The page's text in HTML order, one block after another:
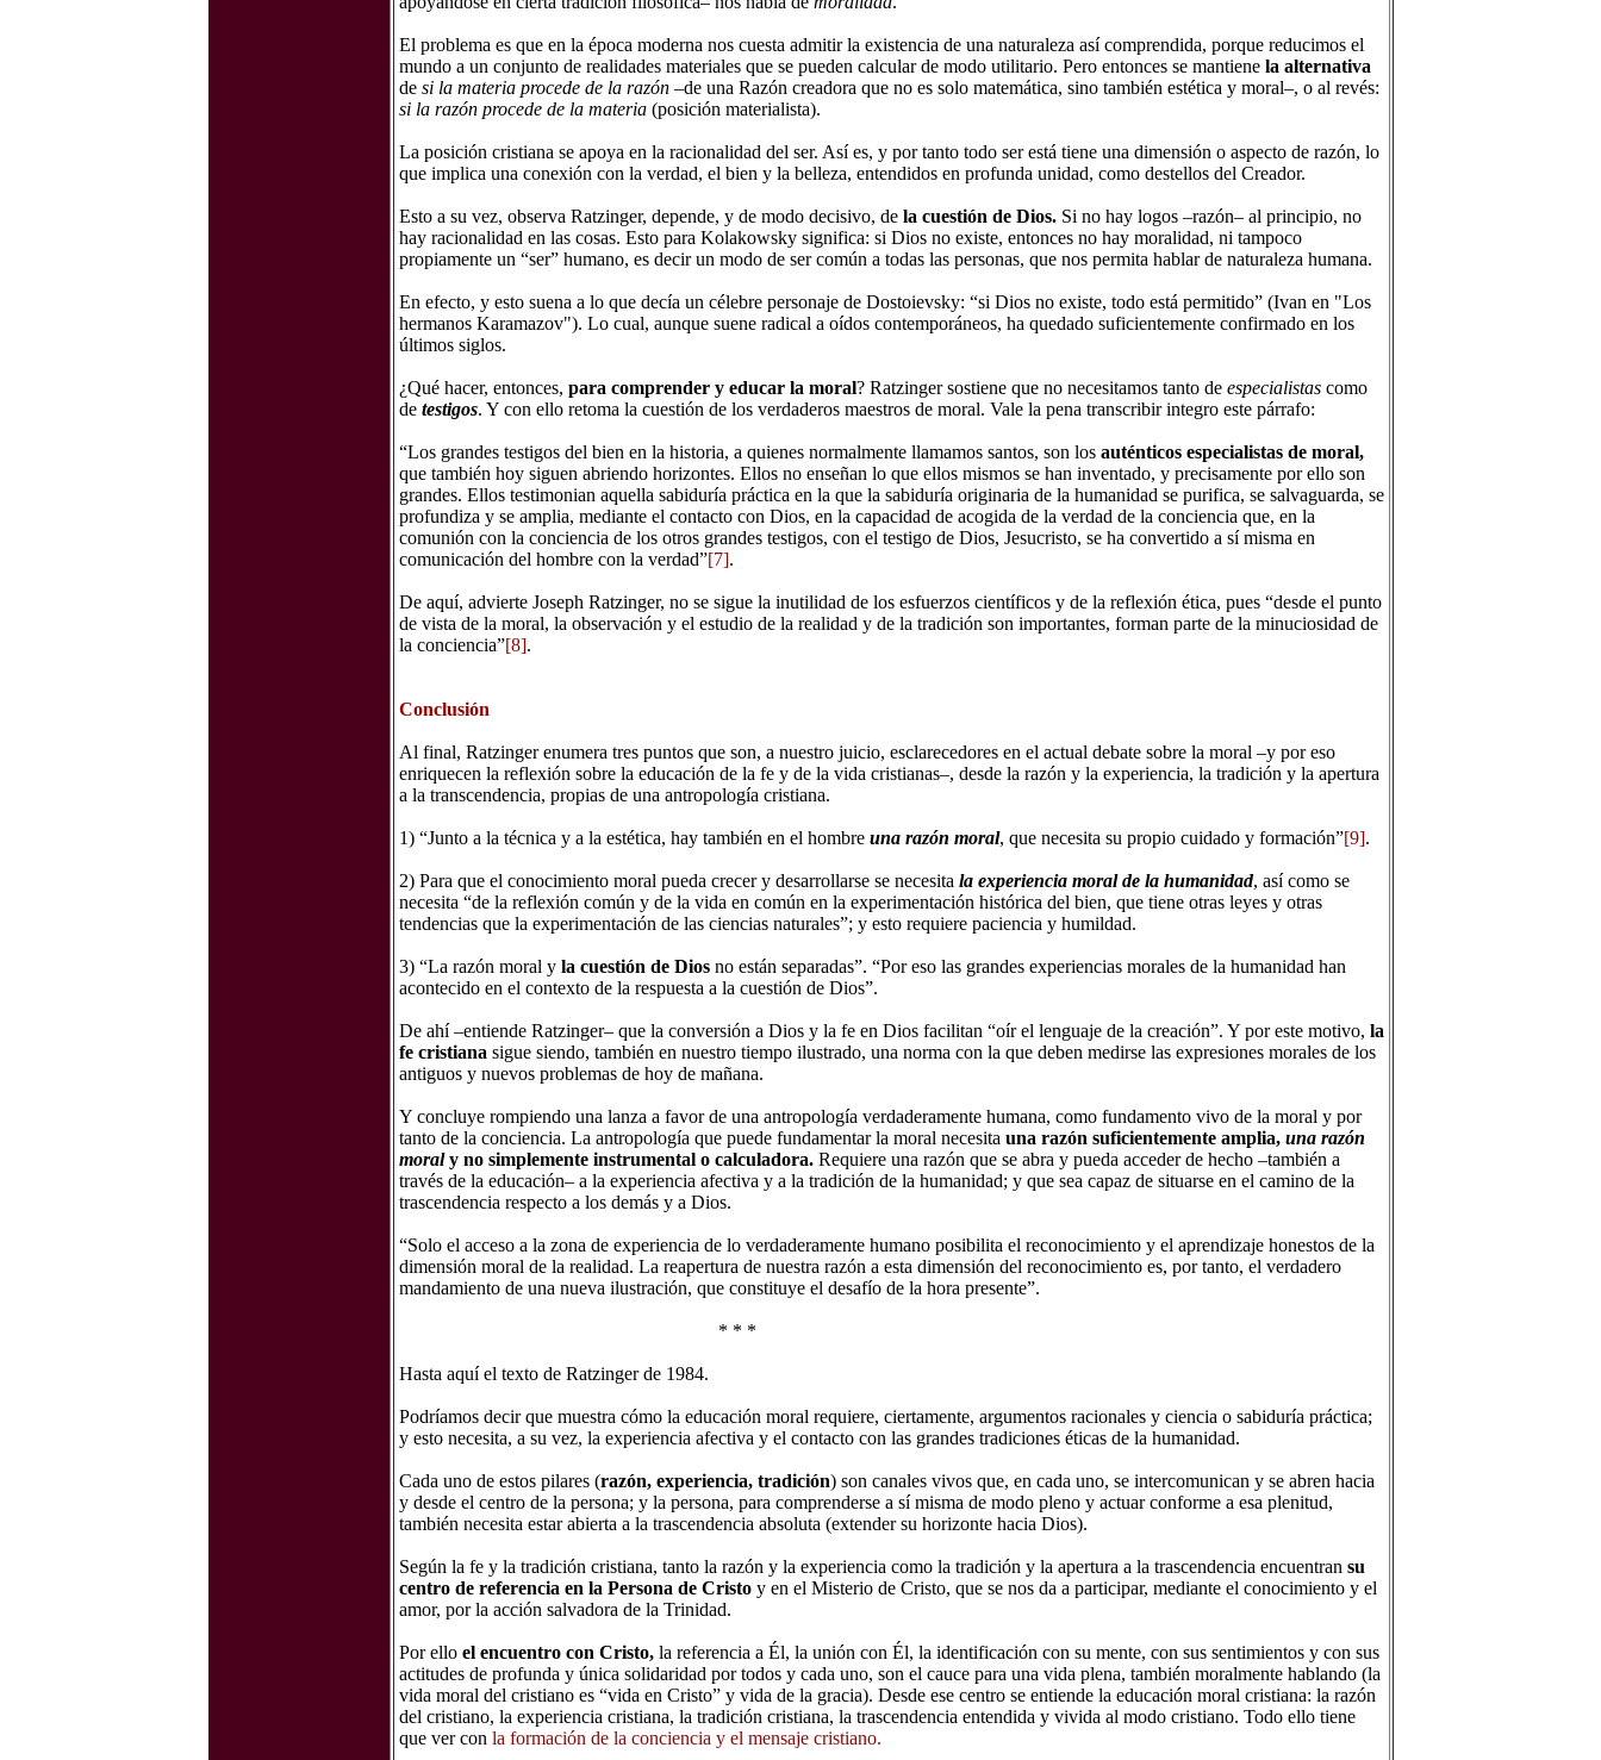
El problema es que en la época moderna nos cuesta admitir la existencia de una naturaleza así comprendida, porque reducimos el
mundo a un conjunto de realidades materiales que se pueden calcular de modo utilitario. Pero entonces se mantiene la alternativa
de si la materia procede de la razón –de una Razón creadora que no es solo matemática, sino también estética y moral–, o al revés:
si la razón procede de la materia (posición materialista).
La posición cristiana se apoya en la racionalidad del ser. Así es, y por tanto todo ser está tiene una dimensión o aspecto de razón, lo
que implica una conexión con la verdad, el bien y la belleza, entendidos en profunda unidad, como destellos del Creador.
Esto a su vez, observa Ratzinger, depende, y de modo decisivo, de la cuestión de Dios. Si no hay logos –razón– al principio, no
hay racionalidad en las cosas. Esto para Kolakowsky significa: si Dios no existe, entonces no hay moralidad, ni tampoco
propiamente un “ser” humano, es decir un modo de ser común a todas las personas, que nos permita hablar de naturaleza humana.
En efecto, y esto suena a lo que decía un célebre personaje de Dostoievsky: “si Dios no existe, todo está permitido” (Ivan en "Los
hermanos Karamazov"). Lo cual, aunque suene radical a oídos contemporáneos, ha quedado suficientemente confirmado en los
últimos siglos.
¿Qué hacer, entonces, para comprender y educar la moral? Ratzinger sostiene que no necesitamos tanto de especialistas como
de testigos. Y con ello retoma la cuestión de los verdaderos maestros de moral. Vale la pena transcribir integro este párrafo:
“Los grandes testigos del bien en la historia, a quienes normalmente llamamos santos, son los auténticos especialistas de moral,
que también hoy siguen abriendo horizontes. Ellos no enseñan lo que ellos mismos se han inventado, y precisamente por ello son
grandes. Ellos testimonian aquella sabiduría práctica en la que la sabiduría originaria de la humanidad se purifica, se salvaguarda, se
profundiza y se amplia, mediante el contacto con Dios, en la capacidad de acogida de la verdad de la conciencia que, en la
comunión con la conciencia de los otros grandes testigos, con el testigo de Dios, Jesucristo, se ha convertido a sí misma en
comunicación del hombre con la verdad”[7].
De aquí, advierte Joseph Ratzinger, no se sigue la inutilidad de los esfuerzos científicos y de la reflexión ética, pues “desde el punto
de vista de la moral, la observación y el estudio de la realidad y de la tradición son importantes, forman parte de la minuciosidad de
la conciencia”[8].
Conclusión
Al final, Ratzinger enumera tres puntos que son, a nuestro juicio, esclarecedores en el actual debate sobre la moral –y por eso
enriquecen la reflexión sobre la educación de la fe y de la vida cristianas–, desde la razón y la experiencia, la tradición y la apertura
a la transcendencia, propias de una antropología cristiana.
1) “Junto a la técnica y a la estética, hay también en el hombre una razón moral, que necesita su propio cuidado y formación”[9].
2) Para que el conocimiento moral pueda crecer y desarrollarse se necesita la experiencia moral de la humanidad, así como se
necesita “de la reflexión común y de la vida en común en la experimentación histórica del bien, que tiene otras leyes y otras
tendencias que la experimentación de las ciencias naturales”; y esto requiere paciencia y humildad.
3) “La razón moral y la cuestión de Diosno están separadas”. “Por eso las grandes experiencias morales de la humanidad han
acontecido en el contexto de la respuesta a la cuestión de Dios”.
De ahí –entiende Ratzinger– que la conversión a Dios y la fe en Dios facilitan “oír el lenguaje de la creación”. Y por este motivo, la
fe cristiana sigue siendo, también en nuestro tiempo ilustrado, una norma con la que deben medirse las expresiones morales de los
antiguos y nuevos problemas de hoy de mañana.
Y concluye rompiendo una lanza a favor de una antropología verdaderamente humana, como fundamento vivo de la moral y por
tanto de la conciencia. La antropología que puede fundamentar la moral necesita una razón suficientemente amplia, una razón
moraly no simplemente instrumental o calculadora.Requiere una razón que se abra y pueda acceder de hecho –también a
través de la educación– a la experiencia afectiva y a la tradición de la humanidad; y que sea capaz de situarse en el camino de la
trascendencia respecto a los demás y a Dios.
“Solo el acceso a la zona de experiencia de lo verdaderamente humano posibilita el reconocimiento y el aprendizaje honestos de la
dimensión moral de la realidad. La reapertura de nuestra razón a esta dimensión del reconocimiento es, por tanto, el verdadero
mandamiento de una nueva ilustración, que constituye el desafío de la hora presente”.
* * *
Hasta aquí el texto de Ratzinger de 1984.
Podríamos decir que muestra cómo la educación moral requiere, ciertamente, argumentos racionales y ciencia o sabiduría práctica;
y esto necesita, a su vez, la experiencia afectiva y el contacto con las grandes tradiciones éticas de la humanidad.
Cada uno de estos pilares (razón, experiencia, tradición) son canales vivos que, en cada uno, se intercomunican y se abren hacia
y desde el centro de la persona; y la persona, para comprenderse a sí misma de modo pleno y actuar conforme a esa plenitud,
también necesita estar abierta a la trascendencia absoluta (extender su horizonte hacia Dios).
Según la fe y la tradición cristiana, tanto la razón y la experiencia como la tradición y la apertura a la trascendencia encuentran su
centro de referencia en la Persona de Cristoy en el Misterio de Cristo, que se nos da a participar, mediante el conocimiento y el
amor, por la acción salvadora de la Trinidad.
Por ello el encuentro con Cristo,la referencia a Él, la unión con Él, la identificación con su mente, con sus sentimientos y con sus
actitudes de profunda y única solidaridad por todos y cada uno, son el cauce para una vida plena, también moralmente hablando (la
vida moral del cristiano es “vida en Cristo” y vida de la gracia). Desde ese centro se entiende la educación moral cristiana: la razón
del cristiano, la experiencia cristiana, la tradición cristiana, la trascendencia entendida y vivida al modo cristiano. Todo ello tiene
que ver con la formación de la conciencia y el mensaje cristiano.